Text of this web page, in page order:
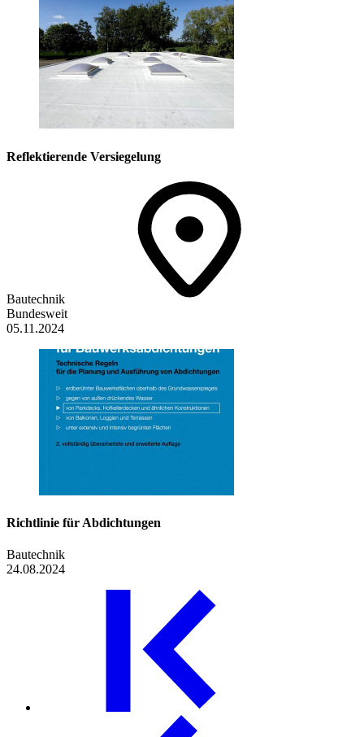
Reflektierende Versiegelung
Bautechnik
Bundesweit
05.11.2024
Richtlinie für ­Abdichtungen
Bautechnik
24.08.2024